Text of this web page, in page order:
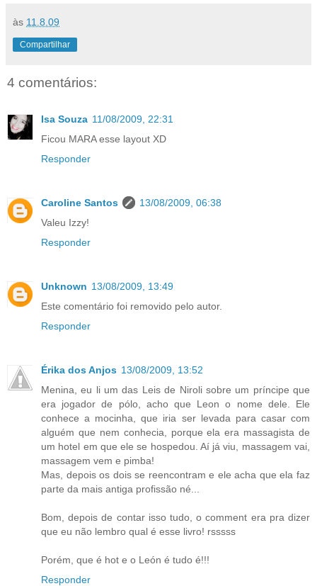
às 11.8.09
Compartilhar
4 comentários:
Isa Souza 11/08/2009, 22:31
Ficou MARA esse layout XD
Responder
Caroline Santos
13/08/2009, 06:38
Valeu Izzy!
Responder
Unknown 13/08/2009, 13:49
Este comentário foi removido pelo autor.
Responder
Érika dos Anjos 13/08/2009, 13:52
Menina, eu li um das Leis de Niroli sobre um príncipe que
era jogador de pólo, acho que Leon o nome dele. Ele
conhece a mocinha, que iria ser levada para casar com
alguém que nem conhecia, porque ela era massagista de
um hotel em que ele se hospedou. Aí já viu, massagem vai,
massagem vem e pimba!
Mas, depois os dois se reencontram e ele acha que ela faz
parte da mais antiga profissão né...
Bom, depois de contar isso tudo, o comment era pra dizer
que eu não lembro qual é esse livro! rsssss
Porém, que é hot e o León é tudo é!!!
Responder